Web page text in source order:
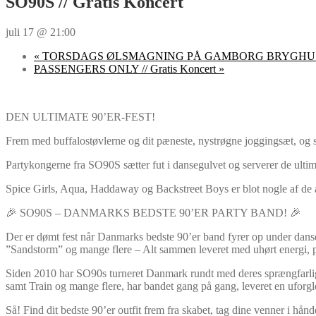
juli 17 @ 21:00
« TORSDAGS ØLSMAGNING PÅ GAMBORG
PASSENGERS ONLY // Gratis Koncert »
DEN ULTIMATE 90’ER-FEST!
Frem med buffalostøvlerne og dit pæneste, nystrøgne joggingsæt, og
Partykongerne fra SO90S sætter fut i dansegulvet og serverer de
Spice Girls, Aqua, Haddaway og Backstreet Boys er blot nogle af
🎉 SO90S – DANMARKS BEDSTE 90’ER PARTY BAND! 🎉
Der er dømt fest når Danmarks bedste 90’er band fyrer op under
”Sandstorm” og mange flere – Alt sammen leveret med uhørt
Siden 2010 har SO90s turneret Danmark rundt med deres
samt Train og mange flere, har bandet gang på gang, leveret en
Så! Find dit bedste 90’er outfit frem fra skabet, tag dine venner i